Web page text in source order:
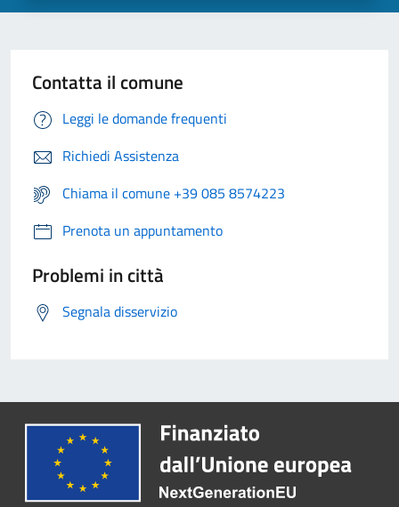
Contatta il comune
Leggi le domande frequenti
Richiedi Assistenza
Chiama il comune +39 085 8574223
Prenota un appuntamento
Problemi in città
Segnala disservizio